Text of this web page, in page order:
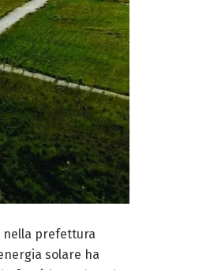
nella prefettura
solare ha